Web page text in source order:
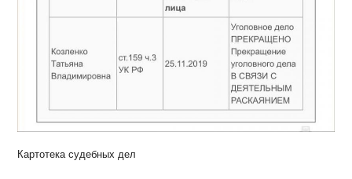
Картотека судебных дел